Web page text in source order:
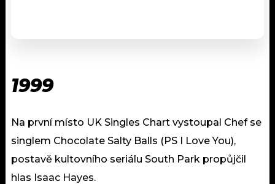
1999
Na první místo UK Singles Chart vystoupal Chef se
singlem Chocolate Salty Balls (PS I Love You),
postavě kultovního seriálu South Park propůjčil
hlas Isaac Hayes.